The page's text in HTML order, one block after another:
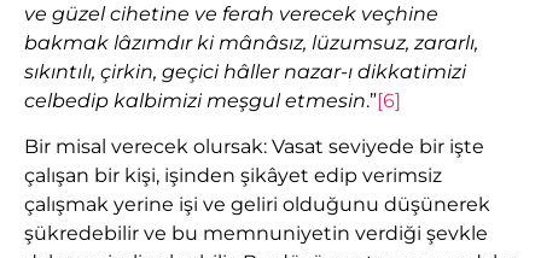
ve güzel cihetine ve ferah verecek veçhine
bakmak lâzımdır ki mânâsız, lüzumsuz, zararlı,
sıkıntılı, çirkin, geçici hâller nazar-ı dikkatimizi
celbedip kalbimizi meşgul etmesin.”[6]
Bir misal verecek olursak: Vasat seviyede bir işte
çalışan bir kişi, işinden şikâyet edip verimsiz
çalışmak yerine işi ve geliri olduğunu düşünerek
şükredebilir ve bu memnuniyetin verdiği şevkle